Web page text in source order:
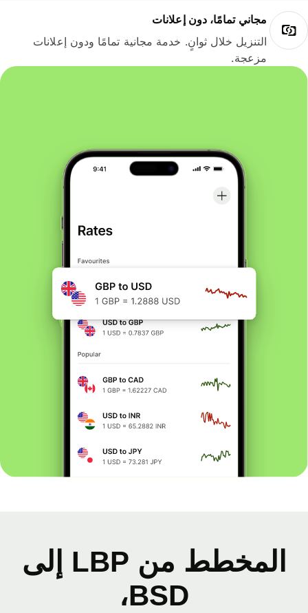
مجاني تمامًا، دون إعلانات
التنزيل خلال ثوانٍ. خدمة مجانية تمامًا ودون إعلانات
مزعجة.
المخطط من LBP إلى
BSD،